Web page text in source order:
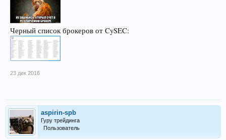
Черный список брокеров от CySEC:
23 дек 2016
aspirin-spb
Гуру трейдинга
Пользователь